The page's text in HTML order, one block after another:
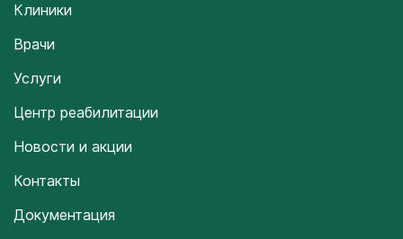
Клиники
Врачи
Услуги
Центр реабилитации
Новости и акции
Контакты
Документация